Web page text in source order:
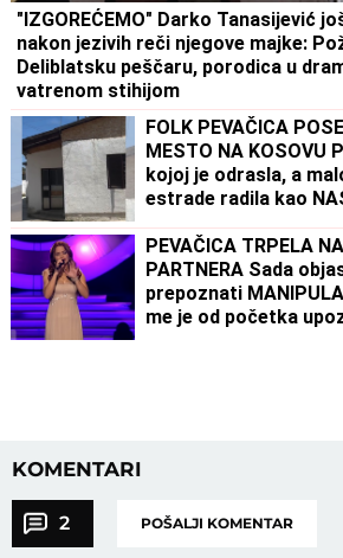
"IZGOREĆEMO" Darko Tanasijević
nakon jezivih reči njegove majke:
Deliblatsku peščaru, porodica u
vatrenom stihijom
FOLK PEVAČICA
MESTO NA KOSOVU
kojoj je odrasla, a
estrade radila kao
PEVAČICA TRPELA
PARTNERA Sada
prepoznati
me je od početka
KOMENTARI
2 POŠALJI KOMENTAR